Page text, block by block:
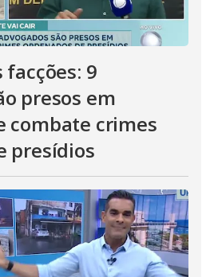
9
presos em
combate crimes
presídios